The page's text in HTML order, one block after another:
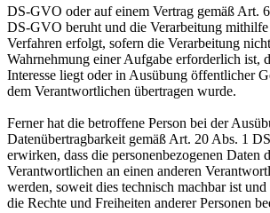
DS-GVO oder auf einem Vertrag gemäß Art.
DS-GVO beruht und die Verarbeitung mithilfe
Verfahren erfolgt, sofern die Verarbeitung
Wahrnehmung einer Aufgabe erforderlich ist,
Interesse liegt oder in Ausübung öffentlicher
dem Verantwortlichen übertragen wurde.
Ferner hat die betroffene Person bei der
Datenübertragbarkeit gemäß Art. 20 Abs. 1
erwirken, dass die personenbezogenen Daten
Verantwortlichen an einen anderen
werden, soweit dies technisch machbar ist
die Rechte und Freiheiten anderer Personen